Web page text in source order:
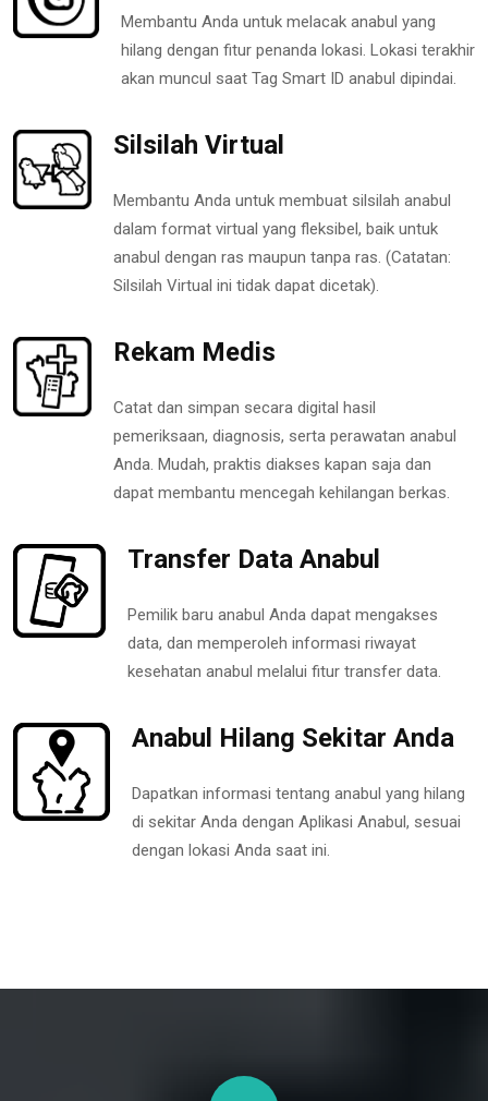
Membantu Anda untuk melacak anabul yang
hilang dengan fitur penanda lokasi. Lokasi terakhir
akan muncul saat Tag Smart ID anabul dipindai.
Silsilah Virtual
Membantu Anda untuk membuat silsilah anabul
dalam format virtual yang fleksibel, baik untuk
anabul dengan ras maupun tanpa ras. (Catatan:
Silsilah Virtual ini tidak dapat dicetak).
Rekam Medis
Catat dan simpan secara digital hasil
pemeriksaan, diagnosis, serta perawatan anabul
Anda. Mudah, praktis diakses kapan saja dan
dapat membantu mencegah kehilangan berkas.
Transfer Data Anabul
Pemilik baru anabul Anda dapat mengakses
data, dan memperoleh informasi riwayat
kesehatan anabul melalui fitur transfer data.
Anabul Hilang Sekitar Anda
Dapatkan informasi tentang anabul yang hilang
di sekitar Anda dengan Aplikasi Anabul, sesuai
dengan lokasi Anda saat ini.